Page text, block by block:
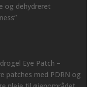
og dehydreret
Eye Patch –
patches med PDRN og